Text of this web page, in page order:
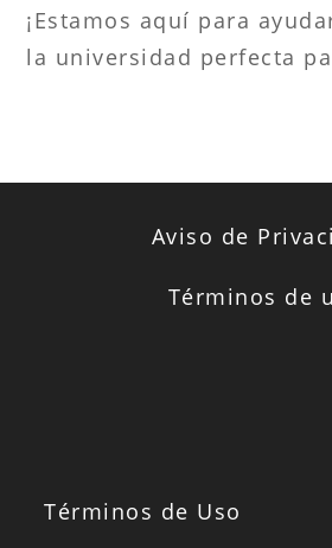
¡Estamos aquí para
la universidad perfecta
Aviso de
Términos de
Términos de Uso